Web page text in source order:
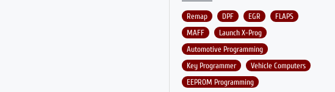
Remap DPF EGR
FLAPS
MAFF
Launch X-Prog
Automotive Programming
Key Programmer
Vehicle Computers
EEPROM Programming